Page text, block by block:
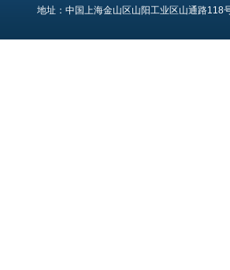
地址：中国上海金山区山阳工业区山通路